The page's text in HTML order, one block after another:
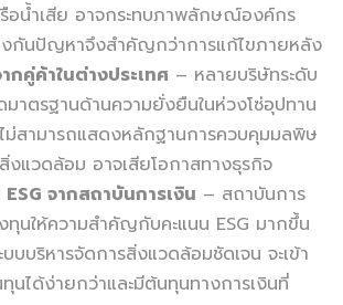
อน้ำเสีย อาจกระทบภาพลักษณ์องค์กร
กันปัญหาจึงสำคัญกว่าการแก้ไขภายหลัง
กคู่ค้าในต่างประเทศ – หลายบริษัทระดับ
าตรฐานด้านความยั่งยืนในห่วงโซ่อุปทาน
ม่สามารถแสดงหลักฐานการควบคุมมลพิษ
งแวดล้อม อาจเสียโอกาสทางธุรกิจ
ESG จากสถาบันการเงิน – สถาบันการ
ทุนให้ความสำคัญกับคะแนน ESG มากขึ้น
บบบริหารจัดการสิ่งแวดล้อมชัดเจน จะเข้า
นได้ง่ายกว่าและมีต้นทุนทางการเงินที่